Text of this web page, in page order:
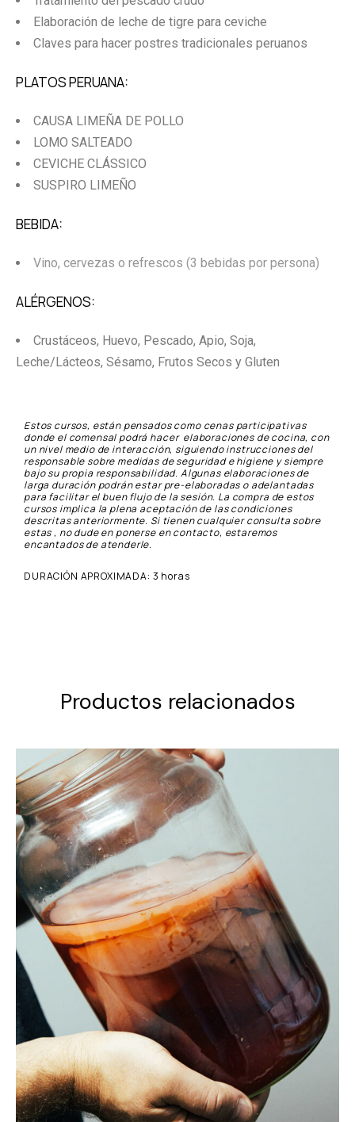
Elaboración de leche de tigre para ceviche
Claves para hacer postres tradicionales peruanos
PLATOS PERUANA:
CAUSA LIMEÑA DE POLLO
LOMO SALTEADO
CEVICHE CLÁSSICO
SUSPIRO LIMEÑO
BEBIDA:
Vino, cervezas o refrescos (3 bebidas por persona)
ALÉRGENOS:
Crustáceos, Huevo, Pescado, Apio, Soja,
Leche/Lácteos, Sésamo, Frutos Secos y Gluten
Estos cursos, están pensados como cenas participativas
donde el comensal podrá hacer elaboraciones de cocina, con
un nivel medio de interacción, siguiendo instrucciones del
responsable sobre medidas de seguridad e higiene y siempre
bajo su propia responsabilidad. Algunas elaboraciones de
larga duración podrán estar pre-elaboradas o adelantadas
para facilitar el buen flujo de la sesión. La compra de estos
cursos implica la plena aceptación de las condiciones
descritas anteriormente. Si tienen cualquier consulta sobre
estas , no dude en ponerse en contacto, estaremos
encantados de atenderle.
DURACIÓN APROXIMADA: 3 horas
Productos relacionados